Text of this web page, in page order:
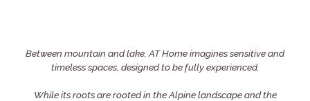
Between mountain and lake, AT Home imagines sensitive and
timeless spaces, designed to be fully experienced.
While its roots are rooted in the Alpine landscape and the